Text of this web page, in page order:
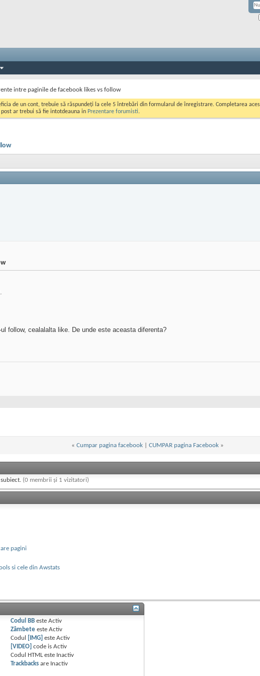
intre paginile de facebook likes vs follow
de un cont, trebuie să răspundeți la cele 5 întrebări din formularul de înregistrare. Completarea
post ar trebui să fie intotdeauna in Prezentare forumisti.
follow, cealalalta like. De unde este aceasta diferenta?
« Cumpar pagina facebook| CUMPAR pagina Facebook »
(0 membrii și 1 vizitatori)
pagini
si cele din Awstats
Codul BB esteActiv
Zâmbete esteActiv
Codul
[IMG] esteActiv
[VIDEO] code isActiv
Codul HTML este Inactiv
Trackbacks are Inactiv